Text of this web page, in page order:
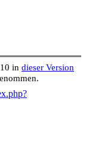
in dieser Version